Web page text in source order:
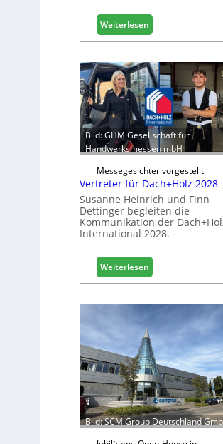
s
i
k
b
e
r
e
i
c
h
Weiterlesen:
E
g
e
r
S
t
a
b
i
l
e
s
G
e
s
c
h
f
s
j
a
h
r
Bild: GHM Gesellschaft für
Handwerksmessen mbH
Messegesichter vorgestellt
Vertreter für Dach+Holz 2028
Susanne Heinrich und Finn
Dettinger begleiten die
Kommunikation der
International 2028.
Weiterlesen:
V
r
r
e
t
e
r
f
ü
r
Bild: SCM Group Deutschland